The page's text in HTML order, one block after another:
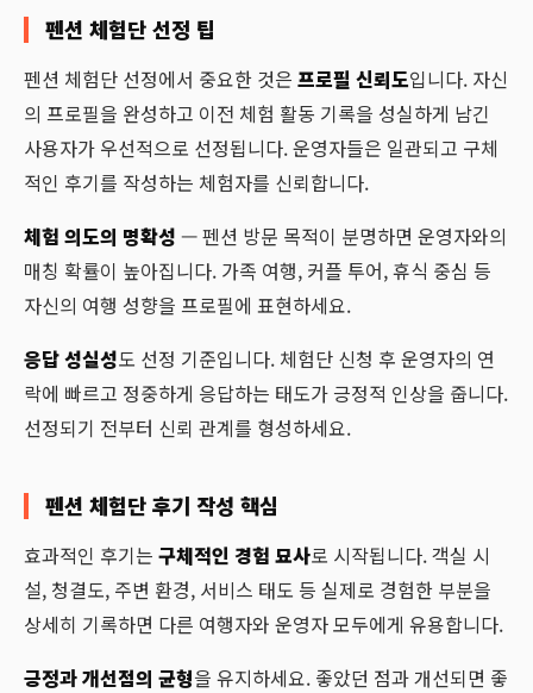
펜션 체험단 선정 팁
펜션 체험단 선정에서 중요한 것은 프로필 신뢰도입니다. 자신
의 프로필을 완성하고 이전 체험 활동 기록을 성실하게 남긴
사용자가 우선적으로 선정됩니다. 운영자들은 일관되고 구체
적인 후기를 작성하는 체험자를 신뢰합니다.
체험 의도의 명확성 — 펜션 방문 목적이 분명하면 운영자와의
매칭 확률이 높아집니다. 가족 여행, 커플 투어, 휴식 중심 등
자신의 여행 성향을 프로필에 표현하세요.
응답 성실성도 선정 기준입니다. 체험단 신청 후 운영자의 연
락에 빠르고 정중하게 응답하는 태도가 긍정적 인상을 줍니다.
선정되기 전부터 신뢰 관계를 형성하세요.
펜션 체험단 후기 작성 핵심
효과적인 후기는 구체적인 경험 묘사로 시작됩니다. 객실 시
설, 청결도, 주변 환경, 서비스 태도 등 실제로 경험한 부분을
상세히 기록하면 다른 여행자와 운영자 모두에게 유용합니다.
긍정과 개선점의 균형을 유지하세요. 좋았던 점과 개선되면 좋